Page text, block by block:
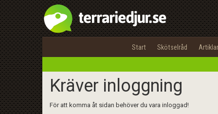
Start Skötselråd Artiklar
Kräver inloggning
För att komma åt sidan behöver du vara inloggad!